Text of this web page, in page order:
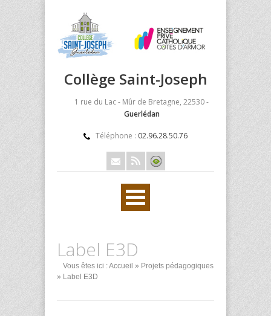
Collège Saint-Joseph
1 rue du Lac - Mûr de Bretagne, 22530 -
Guerlédan
Téléphone : 02.96.28.50.76
Label E3D
Vous êtes ici :Accueil » Projets pédagogiques
» Label E3D